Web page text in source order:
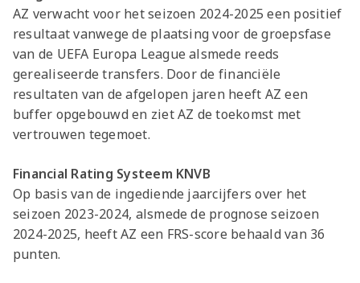
AZ verwacht voor het seizoen 2024-2025 een positief
resultaat vanwege de plaatsing voor de groepsfase
van de UEFA Europa League alsmede reeds
gerealiseerde transfers. Door de financiële
resultaten van de afgelopen jaren heeft AZ een
buffer opgebouwd en ziet AZ de toekomst met
vertrouwen tegemoet.
Financial Rating Systeem KNVB
Op basis van de ingediende jaarcijfers over het
seizoen 2023-2024, alsmede de prognose seizoen
2024-2025, heeft AZ een FRS-score behaald van 36
punten.